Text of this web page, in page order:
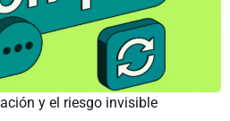
y el riesgo invisible